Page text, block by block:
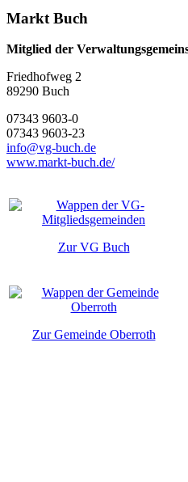
Markt Buch
Mitglied der
Friedhofweg 2
89290 Buch
07343 9603-0
07343 9603-23
info@vg-buch.de
www.markt-buch.de/
Zur VG Buch
Zur Gemeinde Oberroth